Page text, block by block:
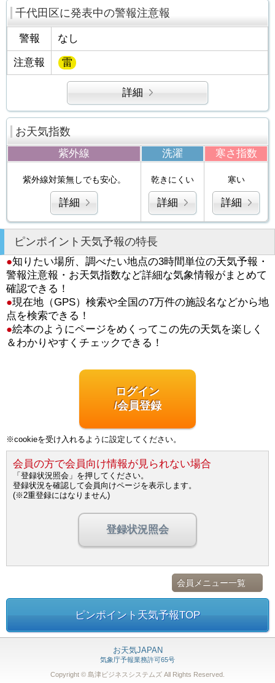
千代田区に発表中の警報注意報
警報 なし
注意報 雷
詳細
お天気指数
紫外線 洗濯 寒さ指数
紫外線対策無しでも安心。
詳細
乾きにくい
詳細
寒い
詳細
ピンポイント天気予報の特長
●知りたい場所、調べたい地点の3時間単位の天気予報・
警報注意報・お天気指数など詳細な気象情報がまとめて
確認できる！
●現在地（GPS）検索や全国の7万件の施設名などから地
点を検索できる！
●絵本のようにページをめくってこの先の天気を楽しく
＆わかりやすくチェックできる！
ログイン
/会員登録
※cookieを受け入れるように設定してください。
会員の方で会員向け情報が見られない場合
「登録状況照会」を押してください。
登録状況を確認して会員向けページを表示します。
(※2重登録にはなりません)
登録状況照会
会員メニュー一覧
ピンポイント天気予報TOP
お天気JAPAN
気象庁予報業務許可65号
Copyright © 島津ビジネスシステムズ All Rights Reserved.